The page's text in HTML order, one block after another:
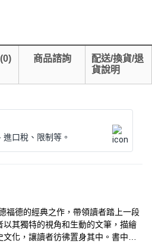
(0) 商品諮詢
配送/換貨/退
貨說明
口稅、限制等。
福德的經典之作，帶領讀者踏上一段
其獨特的視角和生動的文筆，描繪
化，讓讀者彷彿置身其中。書中不